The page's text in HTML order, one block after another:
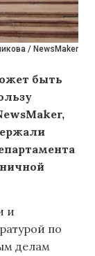
/ NewsMaker
быть
и
по
делам